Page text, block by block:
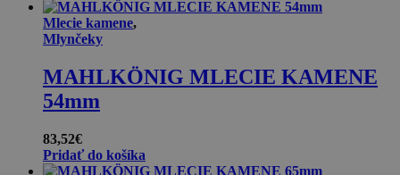
Mlecie kamene,
Mlynčeky
MAHLKÖNIG MLECIE KAMENE
54mm
83,52€
Pridať do košíka